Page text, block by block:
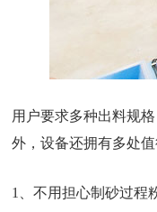
用户要求多种出料规
外，设备还拥有多处
1、不用担心制砂过程